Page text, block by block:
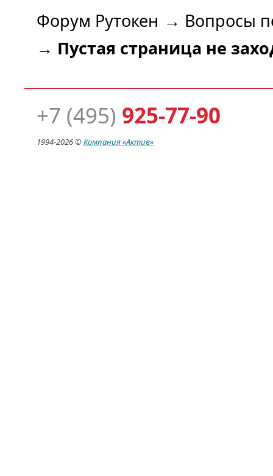
Форум Рутокен → Вопросы
→ Пустая страница не
+7 (495) 925-77-90
1994-2026 ©Компания«Актив»